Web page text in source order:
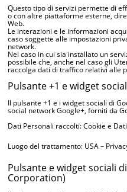
Questo tipo di servizi permette di
o con altre piattaforme esterne,
Web.
Le interazioni e le informazioni
caso soggette alle impostazioni
network.
Nel caso in cui sia installato un
possibile che, anche nel caso gli
raccolga dati di traffico relativi alle
Pulsante +1 e widget
Il pulsante +1 e i widget sociali di
social network Google+, forniti da
Dati Personali raccolti: Cookie e
Luogo del trattamento: USA –
Pulsante e widget sociali
Corporation)